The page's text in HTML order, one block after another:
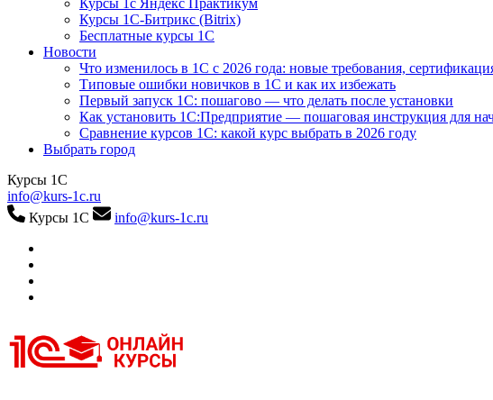
Курсы 1с Яндекс Практикум
Курсы 1С-Битрикс (Bitrix)
Бесплатные курсы 1С
Новости
Что изменилось в 1С с 2026 года: новые требования,
Типовые ошибки новичков в 1С и как их избежать
Первый запуск 1С: пошагово — что делать после установки
Как установить 1С:Предприятие — пошаговая инструкция для
Сравнение курсов 1С: какой курс выбрать в 2026 году
Выбрать город
Курсы 1С
info@kurs-1c.ru
Курсы 1С
info@kurs-1c.ru